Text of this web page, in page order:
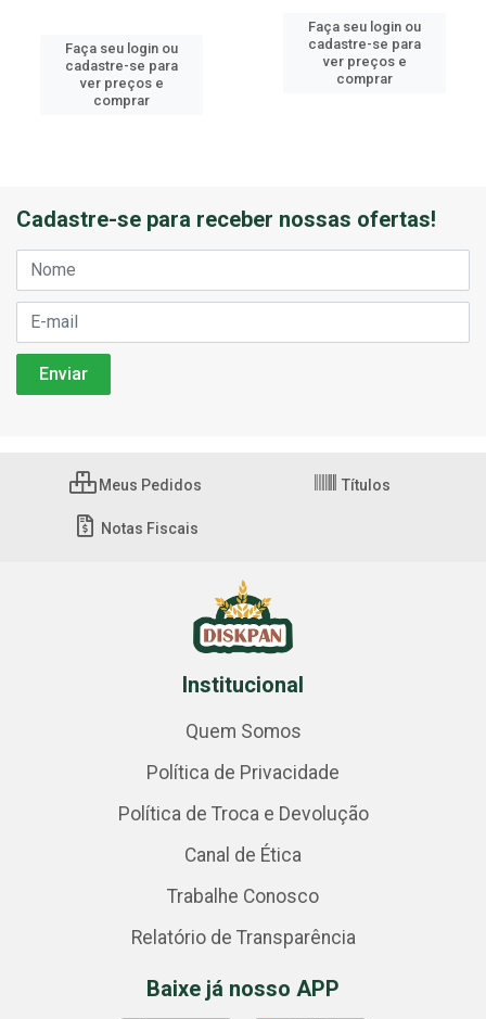
Faça seu login ou
cadastre-se para
ver preços e
comprar
Faça seu login ou
cadastre-se para
ver preços e
comprar
Cadastre-se para receber nossas ofertas!
Meus Pedidos Títulos
Notas Fiscais
Institucional
Quem Somos
Política de Privacidade
Política de Troca e Devolução
Canal de Ética
Trabalhe Conosco
Relatório de Transparência
Baixe já nosso APP